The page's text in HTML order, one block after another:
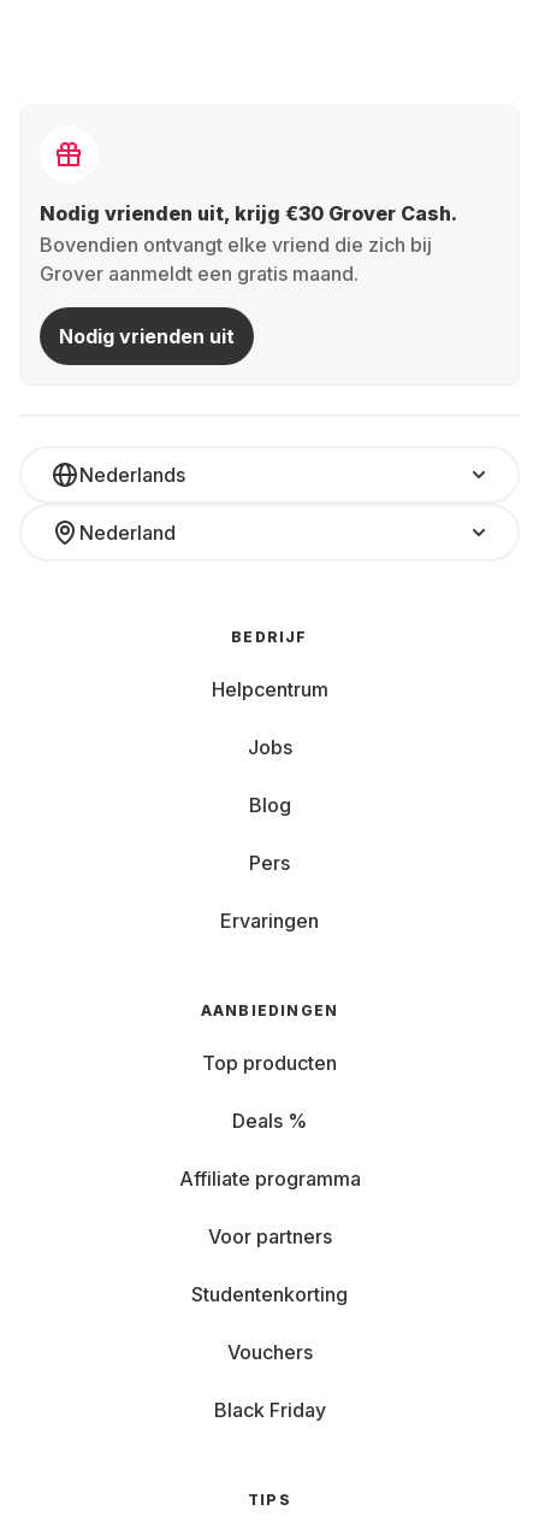
Nodig vrienden uit, krijg €30 Grover Cash.
Bovendien ontvangt elke vriend die zich bij
Grover aanmeldt een gratis maand.
Nodig vrienden uit
Nederlands
Nederland
BEDRIJF
Helpcentrum
Jobs
Blog
Pers
Ervaringen
AANBIEDINGEN
Top producten
Deals %
Affiliate programma
Voor partners
Studentenkorting
Vouchers
Black Friday
TIPS